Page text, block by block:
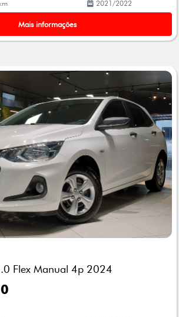
2021/2022
Mais informações
Flex Manual 4p 2024